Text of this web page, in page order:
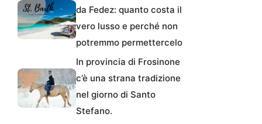
da Fedez: quanto costa il
vero lusso e perché non
potremmo permettercelo
In provincia di Frosinone
c’è una strana tradizione
nel giorno di Santo
Stefano.